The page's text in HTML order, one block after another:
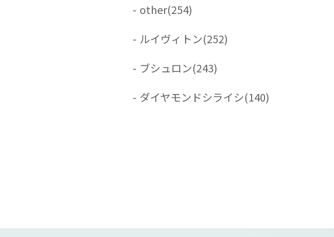
- other(254)
- ルイヴィトン(252)
- ブシュロン(243)
- ダイヤモンドシライシ(140)